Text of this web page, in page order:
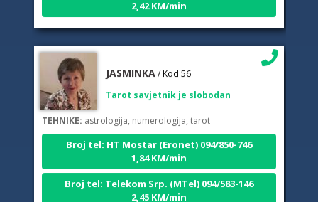
Tarot savjetnik je slobodan
TEHNIKE:astrologija, numerologija, tarot
Broj tel: HT Mostar (Eronet) 094/850-746
1,84 KM/min
Broj tel: Telekom Srp. (MTel) 094/583-146
2,45 KM/min